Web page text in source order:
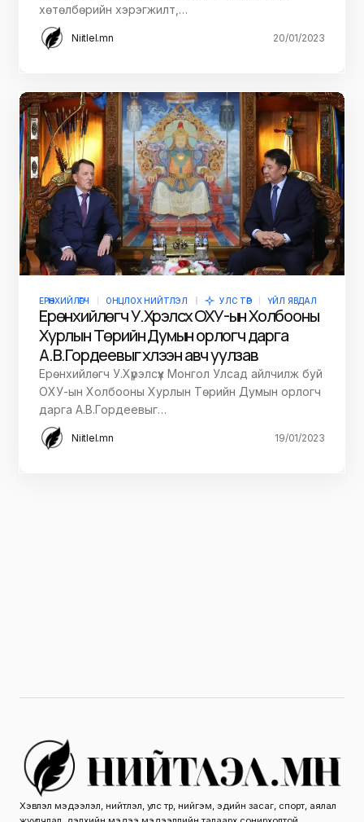
хөтөлбөрийн хэрэгжилт,…
Niitlel.mn 20/01/2023
ЕРӨНХИЙЛӨГЧ ОНЦЛОХ НИЙТЛЭЛ УЛС ТӨР ҮЙЛ ЯВДАЛ
Ерөнхийлөгч У.Хүрэлсүх ОХУ-ын Холбооны
Хурлын Төрийн Думын орлогч дарга
А.В.Гордеевыг хүлээн авч уулзав
Ерөнхийлөгч У.Хүрэлсүх Монгол Улсад айлчилж буй
ОХУ-ын Холбооны Хурлын Төрийн Думын орлогч
дарга А.В.Гордеевыг…
Niitlel.mn 19/01/2023
Хэвлэл мэдээлэл, нийтлэл, улс төр, нийгэм, эдийн засаг, спорт, аялал